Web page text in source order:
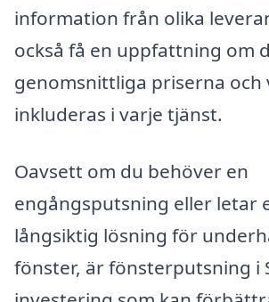
information från olika
också få en uppfattning om
genomsnittliga priserna och
inkluderas i varje tjänst.
Oavsett om du behöver en
engångsputsning eller letar
långsiktig lösning för
fönster, är fönsterputsning i